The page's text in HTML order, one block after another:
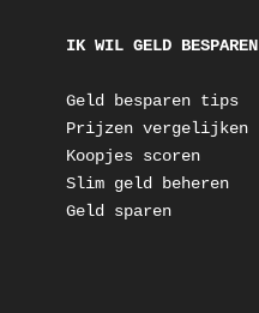
IK WIL GELD BESPAREN
Geld besparen tips
Prijzen vergelijken
Koopjes scoren
Slim geld beheren
Geld sparen